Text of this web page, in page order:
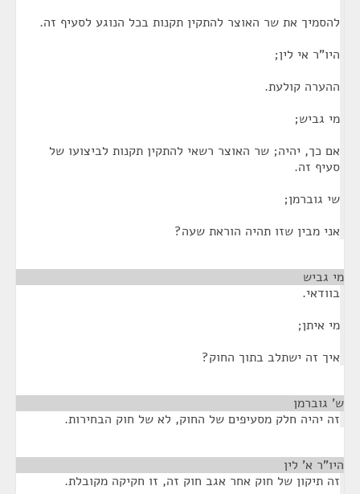
להסמיך את שר האוצר להתקין תקנות בכל הנוגע לסעיף זה.
היו"ר אי לין;
ההערה קולעת.
מי גביש;
אם כך, יהיה; שר האוצר רשאי להתקין תקנות לביצועו של
סעיף זה.
שי גוברמן;
אני מבין שזו תהיה הוראת שעה?
מי גביש
בוודאי.
מי איתן;
איך זה ישתלב בתוך החוק?
ש' גוברמן
זה יהיה חלק מסעיפים של החוק, לא של חוק הבחירות.
היו"ר א' לין
זה תיקון של חוק אחר אגב חוק זה, זו חקיקה מקובלת.